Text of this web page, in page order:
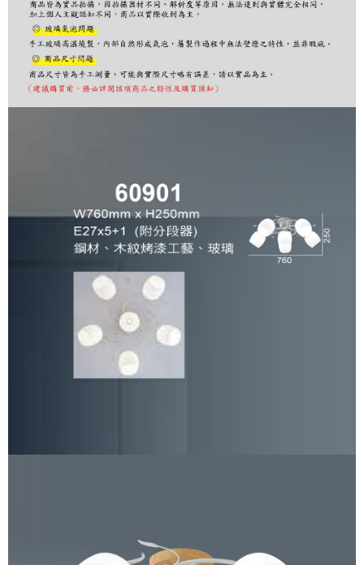
３．收到繳費通知簡訊後14天內，點擊此簡訊中的連結，可透過四大超商／
ATM／網路銀行／等多元方式進行付款，方視為交易完成。
※ 請注意：結帳手續完成當下不需立刻繳費，但若您需要取消訂單，請聯絡
後付繳納相關費用。
※ 交易是否成功請以「AFTEE先享後付 」之結帳頁面顯示為準，若有關於
是否繳費成功／繳費後需取消欲退款等相關疑問，請聯繫「AFTEE先享後付
客戶支援中心」https://netprotections.freshdesk.com/support/home
權轉讓予恩沛科技股份有限公司。
２．關於個人資料處理事宜，請瀏覽以下網址：
https://aftee.tw/terms/#terms3
３．未成年的使用者請事先徵得法定代理人或監護人之同意方可使用
「AFTEE先享後付」，若未經同意申辦者引起之損失，本公司不負相關責
４．使用「AFTEE先享後付」時，將依據個別帳號之用戶狀況，依本公司即
時審查核予不同之上限額度；若仍有額度不足之情形，本公司將視審查結果
請求用戶進行身份認證。
５．嚴禁一人註冊多個帳號或使用他人資訊註冊。若發現惡意使用之情形，
恩沛科技股份有限公司將有權停止該用戶之使用額度並採取法律行動。